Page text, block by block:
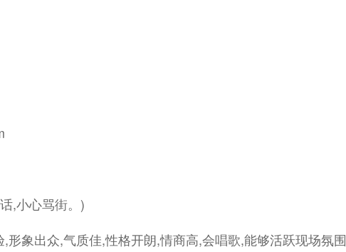
,小心骂街。)
形象出众,气质佳,性格开朗,情商高,会唱歌,能够活跃现场氛围